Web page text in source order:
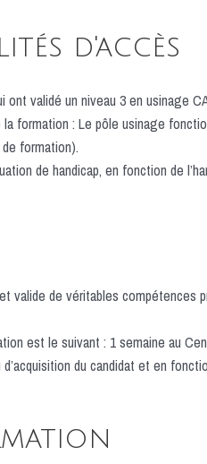
d'accès
validé un niveau 3 en usinage
formation : Le pôle usinage
formation).
de handicap, en fonction de
valide de véritables compétences
est le suivant : 1 semaine au
du candidat et en